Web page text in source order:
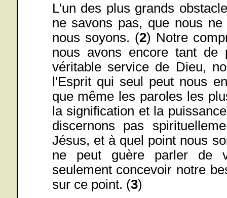
L'un des plus grands
ne savons pas, que nous
nous soyons. (2) Notre
nous avons encore tant de
véritable service de Dieu,
l'Esprit qui seul peut nous
que même les paroles les
la signification et la
discernons pas
Jésus, et à quel point nous
ne peut guère parler de
seulement concevoir notre
sur ce point. (3)